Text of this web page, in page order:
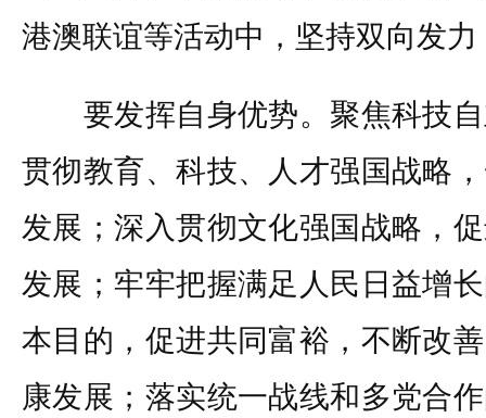
港澳联谊等活动中，坚持双向发
要发挥自身优势。聚焦科技自
贯彻教育、科技、人才强国战略
发展；深入贯彻文化强国战略，
发展；牢牢把握满足人民日益增
本目的，促进共同富裕，不断改
康发展；落实统一战线和多党合